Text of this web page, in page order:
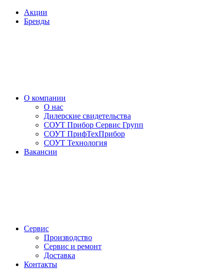
Акции
Бренды
О компании
О нас
Дилерские свидетельства
СОУТ Прибор Сервис Групп
СОУТ ПрифТехПрибор
СОУТ Технология
Вакансии
Сервис
Производство
Сервис и ремонт
Доставка
Контакты